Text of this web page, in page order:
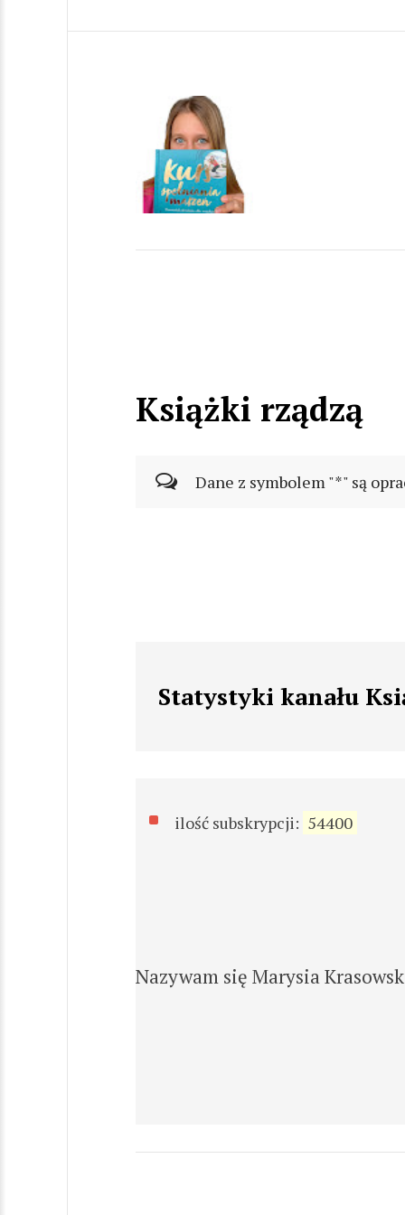
Książki rządzą
Dane z symbolem "*" są
Statystyki kanału
ilość subskrypcji: 54400
Nazywam się Marysia